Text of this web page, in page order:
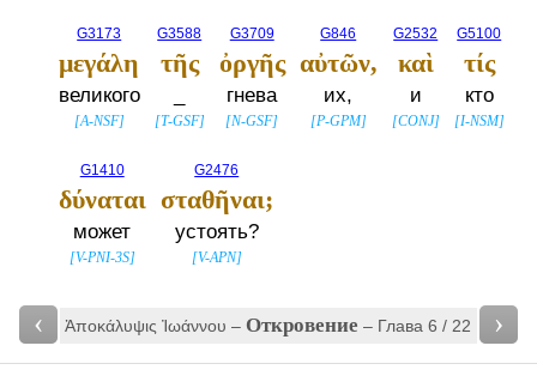
G3173
μεγάλη
великого
[A-NSF]
G3588
τῆς
[T-GSF]
G3709
ὀργῆς
гнева
[N-GSF]
G846
αὐτῶν,
их,
[P-GPM]
G2532
καὶ
и
[CONJ]
G5100
τίς
кто
[I-NSM]
G1410
δύναται
может
[V-PNI-3S]
G2476
σταθῆναι;
устоять?
[V-APN]
‹ Ἀποκάλυψις Ἰωάννου –Откровение – Глава 6 / 22 ›